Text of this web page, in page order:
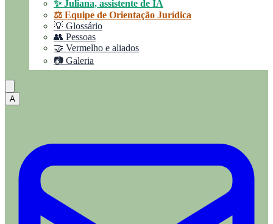
✨ Juliana, assistente de IA
⚖️ Equipe de Orientação Jurídica
💡 Glossário
👥 Pessoas
🤝 Vermelho e aliados
📷 Galeria
A